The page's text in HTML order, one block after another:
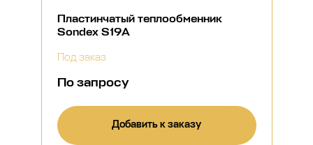
Пластинчатый теплообменник
Sondex S19A
Под заказ
По запросу
Добавить к заказу